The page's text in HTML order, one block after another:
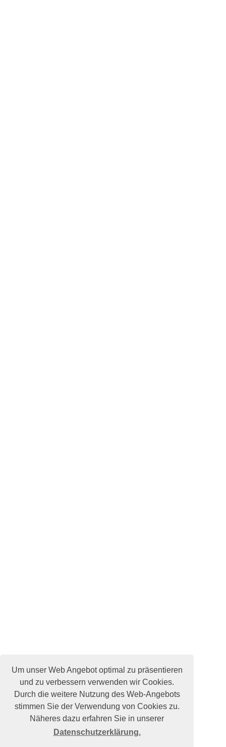
Um unser Web Angebot optimal zu präsentieren
und zu verbessern verwenden wir Cookies.
Durch die weitere Nutzung des Web-Angebots
stimmen Sie der Verwendung von Cookies zu.
Näheres dazu erfahren Sie in unserer
Datenschutzerklärung.